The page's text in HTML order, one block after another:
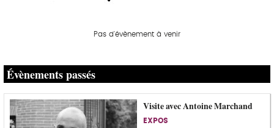
Pas d'évènement à venir
Évènements passés
Visite avec Antoine Marchand
EXPOS